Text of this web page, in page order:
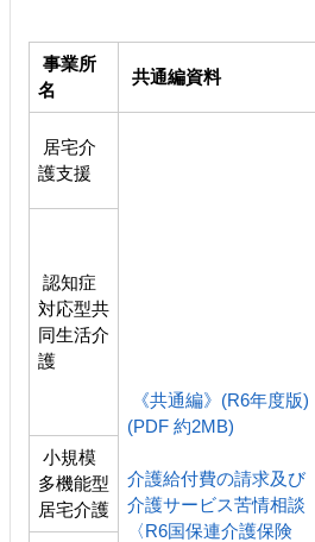
事業所
名
共通編資料
居宅介
護支援
《共通編》(R6年度版)
(PDF 約2MB)
介護給付費の請求及び
介護サービス苦情相談
〈R6国保連介護保険
認知症
対応型共
同生活介
護
小規模
多機能型
居宅介護